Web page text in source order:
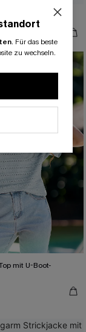
Strick-Top
mit U-Boot-
. Für das beste
zu wechseln.